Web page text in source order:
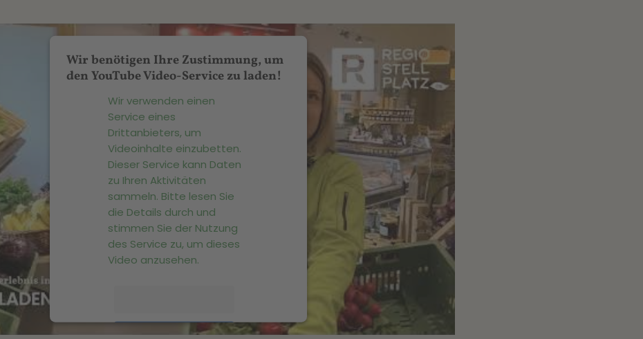
Wir benötigen Ihre Zustimmung, um
den YouTube Video-Service zu laden!
Wir verwenden einen
Service eines
Drittanbieters, um
Videoinhalte einzubetten.
Dieser Service kann Daten
zu Ihren Aktivitäten
sammeln. Bitte lesen Sie
die Details durch und
stimmen Sie der Nutzung
des Service zu, um dieses
Video anzusehen.
Akzeptieren